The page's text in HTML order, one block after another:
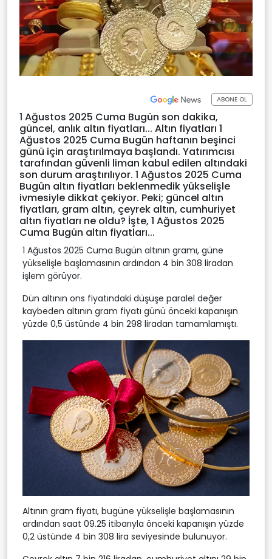
ABONE OL
1 Ağustos 2025 Cuma Bugün son dakika,
güncel, anlık altın fiyatları... Altın fiyatları 1
Ağustos 2025 Cuma Bugün haftanın beşinci
günü için araştırılmaya başlandı. Yatırımcısı
tarafından güvenli liman kabul edilen altındaki
son durum araştırılıyor. 1 Ağustos 2025 Cuma
Bugün altın fiyatları beklenmedik yükselişle
ivmesiyle dikkat çekiyor. Peki; güncel altın
fiyatları, gram altın, çeyrek altın, cumhuriyet
altın fiyatları ne oldu? İşte, 1 Ağustos 2025
Cuma Bugün altın fiyatları...
1 Ağustos 2025 Cuma Bugün altının gramı, güne
yükselişle başlamasının ardından 4 bin 308 liradan
işlem görüyor.
Dün altının ons fiyatındaki düşüşe paralel değer
kaybeden altının gram fiyatı günü önceki kapanışın
yüzde 0,5 üstünde 4 bin 298 liradan tamamlamıştı.
Altının gram fiyatı, bugüne yükselişle başlamasının
ardından saat 09.25 itibarıyla önceki kapanışın yüzde
0,2 üstünde 4 bin 308 lira seviyesinde bulunuyor.